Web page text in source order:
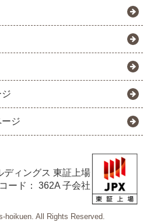
ジ
ディングス 東証上場
ード： 362A 子会社
hoikuen. All Rights Reserved.